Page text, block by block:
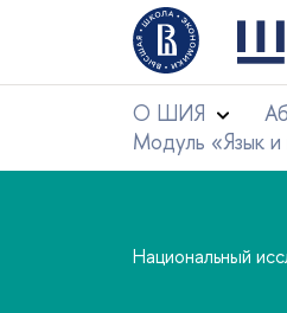
О ШИЯ
Модуль «Язык
Национальный